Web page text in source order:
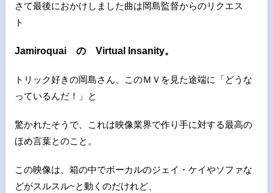
さて最後におかけしました曲は岡島監督からのリクエス
ト
Jamiroquai の Virtual Insanity。
トリック好きの岡島さん、このＭＶを見た途端に「どうな
っているんだ！」と
驚かれたそうで、これは映像業界で作り手に対する最高の
ほめ言葉とのこと。
この映像は、箱の中でボーカルのジェイ・ケイやソファな
どがスルスル~と動くのだけれど、